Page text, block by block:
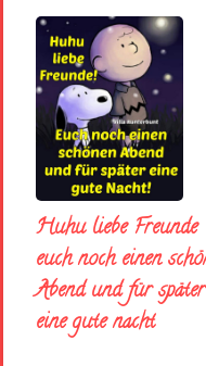
Huhu liebe Freunde
euch noch einen
Abend und für später
eine gute nacht